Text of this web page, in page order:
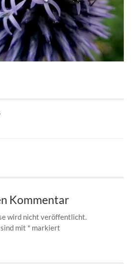
Kommentar
wird nicht veröffentlicht.
mit * markiert